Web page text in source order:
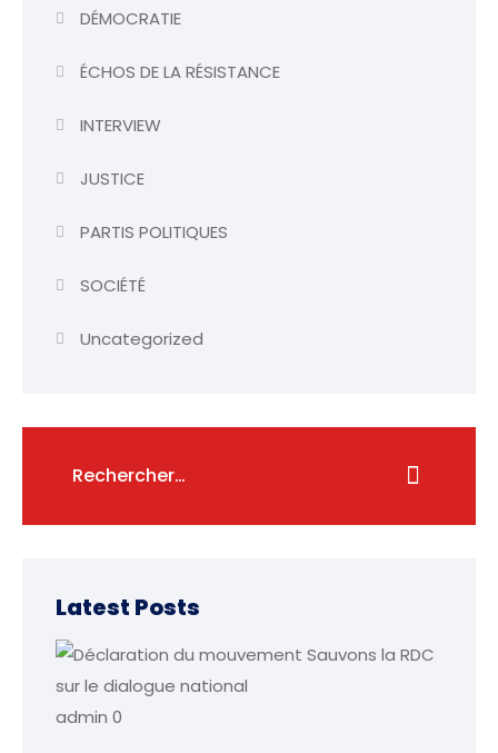
DÉMOCRATIE
ÉCHOS DE LA RÉSISTANCE
INTERVIEW
JUSTICE
PARTIS POLITIQUES
SOCIÉTÉ
Uncategorized
Latest Posts
admin 0